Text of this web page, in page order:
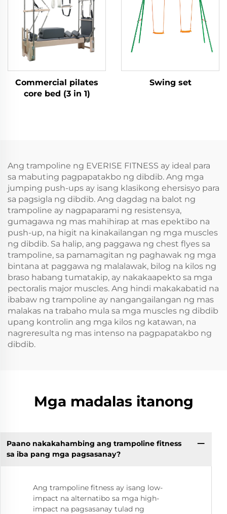
Commercial pilates
core bed (3 in 1)
Swing set
Ang trampoline ng EVERISE FITNESS ay ideal para
sa mabuting pagpapatakbo ng dibdib. Ang mga
jumping push-ups ay isang klasikong ehersisyo para
sa pagsigla ng dibdib. Ang dagdag na balot ng
trampoline ay nagpaparami ng resistensya,
gumagawa ng mas mahihirap at mas epektibo na
push-up, na higit na kinakailangan ng mga muscles
ng dibdib. Sa halip, ang paggawa ng chest flyes sa
trampoline, sa pamamagitan ng paghawak ng mga
bintana at paggawa ng malalawak, bilog na kilos ng
braso habang tumatakip, ay nakakaapekto sa mga
pectoralis major muscles. Ang hindi makakabatid na
ibabaw ng trampoline ay nangangailangan ng mas
malakas na trabaho mula sa mga muscles ng dibdib
upang kontrolin ang mga kilos ng katawan, na
nagreresulta ng mas intenso na pagpapatakbo ng
dibdib.
Mga madalas itanong
Paano nakakahambing ang trampoline fitness
sa iba pang mga pagsasanay?
Ang trampoline fitness ay isang low-
impact na alternatibo sa mga high-
impact na pagsasanay tulad ng